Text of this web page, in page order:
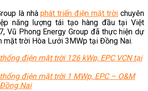
là nhàphát triển điện mặt trời chuyên
năng lượng tái tạo hàng đầu tại Việt
Vũ Phong Energy Group đã thực hiện dự
mặt trời Hòa Lưới 3MWp tại Đồng Nai.
điện mặt trời 126 kWp, EPC VCN tại
điện mặt trời 1 MWp, EPC – O&M
Nai